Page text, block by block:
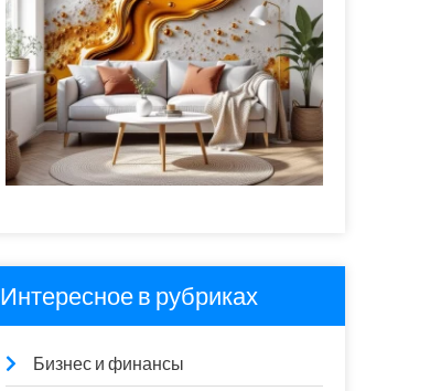
Интересное в рубриках
Бизнес и финансы